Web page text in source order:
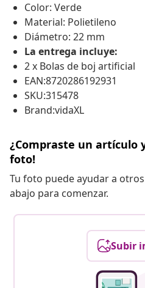
Color: Verde
Material: Polietileno
Diámetro: 22 mm
La entrega incluye:
2 x Bolas de boj artificial
EAN:8720286192931
SKU:315478
Brand:vidaXL
¿Compraste un artículo
foto!
Tu foto puede ayudar a
abajo para comenzar.
Subir